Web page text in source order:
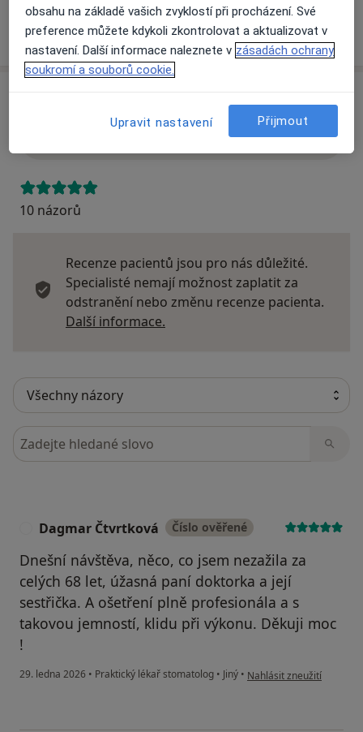
Víceo adrese
Přidejte svůj názor
10 názorů
Recenze pacientů jsou pro nás důležité.
Specialisté nemají možnost zaplatit za
odstranění nebo změnu recenze pacienta.
Další informace.
Hledejte v názorech
Dagmar Čtvrtková Číslo ověřené
Dnešní návštěva, něco, co jsem nezažila za
celých 68 let, úžasná paní doktorka a její
sestřička. A ošetření plně profesionála a s
takovou jemností, klidu při výkonu. Děkuji moc
!
29. ledna 2026 • Praktický lékař stomatolog • Jiný • podle názoru uživatele
Nahlásit zneužití
obsahu na základě vašich zvyklostí při procházení. Své
preference můžete kdykoli zkontrolovat a aktualizovat v
nastavení. Další informace naleznete v zásadách ochrany
soukromí a souborů cookie.
Upravit nastavení Přijmout